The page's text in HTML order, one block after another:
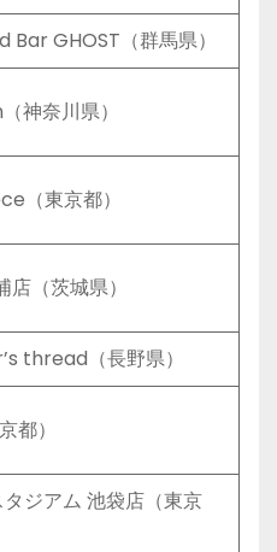
Bar GHOST（群馬県）
神奈川県）
（東京都）
店（茨城県）
thread（長野県）
都）
タジアム 池袋店（東京